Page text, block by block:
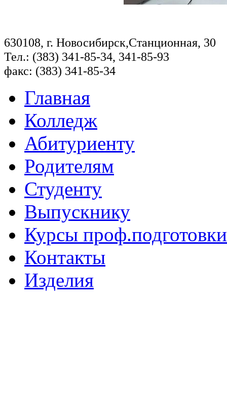
630108, г. Новосибирск,Станционная, 30
Тел.: (383) 341-85-34, 341-85-93
факс: (383) 341-85-34
Главная
Колледж
Абитуриенту
Родителям
Студенту
Выпускнику
Курсы проф.подготовки
Контакты
Изделия